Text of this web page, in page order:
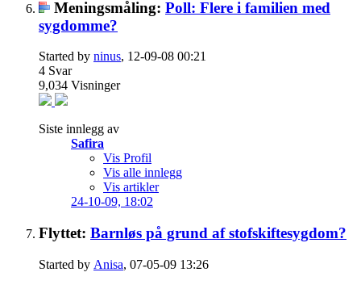
Meningsmåling: Poll: Flere i familien med
sygdomme?
Started by ninus, 12-09-08 00:21
4 Svar
9,034 Visninger
Siste innlegg av
Safira
Vis Profil
Vis alle innlegg
Vis artikler
24-10-09, 18:02
Flyttet: Barnløs på grund af stofskiftesygdom?
Started by Anisa, 07-05-09 13:26